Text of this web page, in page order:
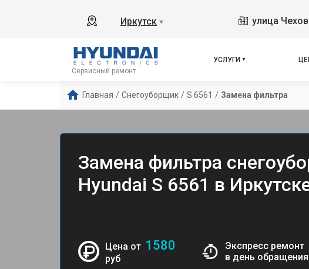
Иркутск ▼ улица
Сервисный ремонт
УСЛУГИ
Главная / Снегоуборщик / S 6561 / Замена фильтра
Замена фильтра
Hyundai S 6561 в
Цена от 1580
руб
Экспресс ремонт
в день обращения